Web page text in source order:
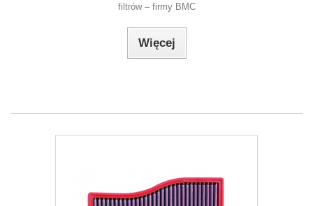
filtrów – firmy BMC
Więcej